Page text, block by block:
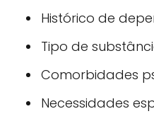
Histórico de
Tipo de
Comorbidades
Necessidades